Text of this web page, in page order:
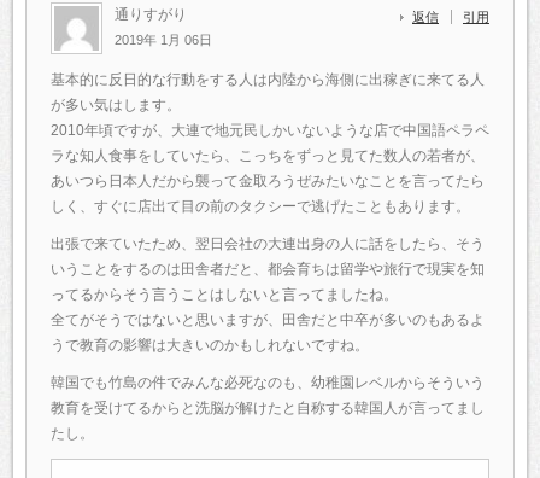
通りすがり
2019年 1月 06日
返信 引用
基本的に反日的な行動をする人は内陸から海側に出稼ぎに来てる人
が多い気はします。
2010年頃ですが、大連で地元民しかいないような店で中国語ペラペ
ラな知人食事をしていたら、こっちをずっと見てた数人の若者が、
あいつら日本人だから襲って金取ろうぜみたいなことを言ってたら
しく、すぐに店出て目の前のタクシーで逃げたこともあります。
出張で来ていたため、翌日会社の大連出身の人に話をしたら、そう
いうことをするのは田舎者だと、都会育ちは留学や旅行で現実を知
ってるからそう言うことはしないと言ってましたね。
全てがそうではないと思いますが、田舎だと中卒が多いのもあるよ
うで教育の影響は大きいのかもしれないですね。
韓国でも竹島の件でみんな必死なのも、幼稚園レベルからそういう
教育を受けてるからと洗脳が解けたと自称する韓国人が言ってまし
たし。